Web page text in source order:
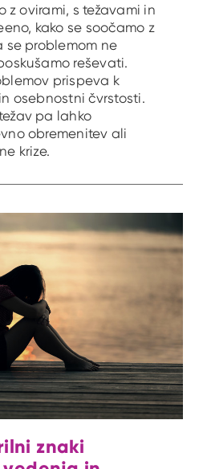
z ovirami, s težavami in
kako se soočamo z
se problemom ne
reševati.
prispeva k
osebnostni čvrstosti.
pa lahko
obremenitev ali
krize.
znaki